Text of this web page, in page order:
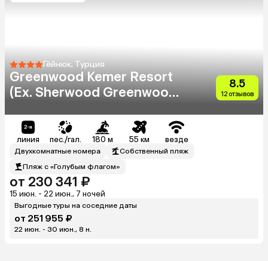
Гёйнюк, Турция
Greenwood Kemer Resort
(Ex. Sherwood Greenwood
8.5
12 отзывов
линия пес./гал. 180 м 55 км везде
Двухкомнатные номера
Собственный пляж
Пляж с «Голубым флагом»
от 230 341 ₽
15 июн. - 22 июн., 7 ночей
Выгодные туры на соседние даты
от 251 955 ₽
22 июн. - 30 июн., 8 н.